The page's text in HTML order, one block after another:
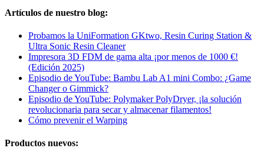
Artículos de nuestro blog:
Probamos la UniFormation GKtwo, Resin Curing Station &
Ultra Sonic Resin Cleaner
Impresora 3D FDM de gama alta ¡por menos de 1000 €!
(Edición 2025)
Episodio de YouTube: Bambu Lab A1 mini Combo: ¿Game
Changer o Gimmick?
Episodio de YouTube: Polymaker PolyDryer, ¡la solución
revolucionaria para secar y almacenar filamentos!
Cómo prevenir el Warping
Productos nuevos: